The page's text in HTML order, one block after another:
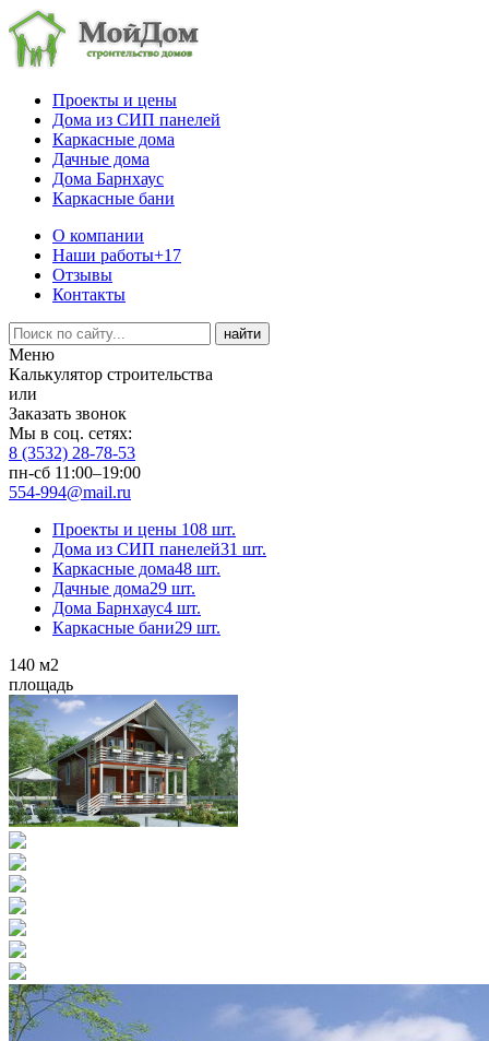
Проекты и цены
Дома из СИП панелей
Каркасные дома
Дачные дома
Дома Барнхаус
Каркасные бани
О компании
Наши работы+17
Отзывы
Контакты
Меню
Калькулятор строительства
или
Заказать звонок
Мы в соц. сетях:
8 (3532) 28-78-53
пн-сб 11:00–19:00
554-994@mail.ru
Проекты и цены 108 шт.
Дома из СИП панелей31 шт.
Каркасные дома48 шт.
Дачные дома29 шт.
Дома Барнхаус4 шт.
Каркасные бани29 шт.
140 м2
площадь